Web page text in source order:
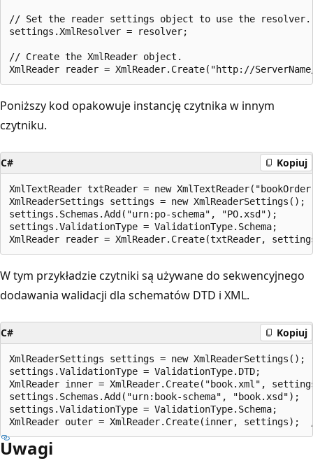
// Set the reader settings object to use the resolver.
settings.XmlResolver = resolver;
// Create the XmlReader object.
Poniższy kod opakowuje instancję czytnika w innym
czytniku.
C# Kopiuj
XmlTextReader txtReader = new
XmlReaderSettings settings = new XmlReaderSettings();
settings.Schemas.Add("urn:po-schema", "PO.xsd");
settings.ValidationType = ValidationType.Schema;
W tym przykładzie czytniki są używane do sekwencyjnego
dodawania walidacji dla schematów DTD i XML.
C# Kopiuj
XmlReaderSettings settings = new XmlReaderSettings();
settings.ValidationType = ValidationType.DTD;
XmlReader inner = XmlReader.Create("book.xml",
settings.Schemas.Add("urn:book-schema", "book.xsd");
settings.ValidationType = ValidationType.Schema;
Uwagi